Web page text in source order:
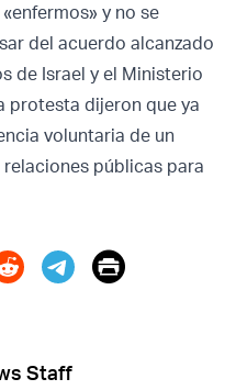
y no se
del acuerdo alcanzado
de Israel y el Ministerio
protesta dijeron que ya
voluntaria de un
públicas para
Print
Staff